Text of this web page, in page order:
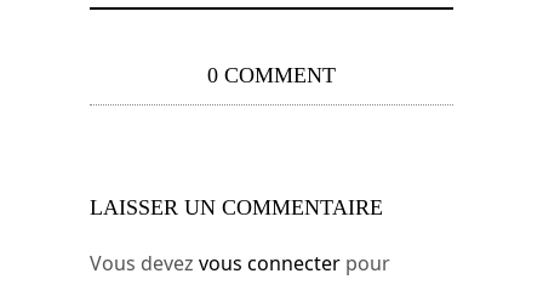
0 COMMENT
LAISSER UN COMMENTAIRE
Vous devez vous connecter pour